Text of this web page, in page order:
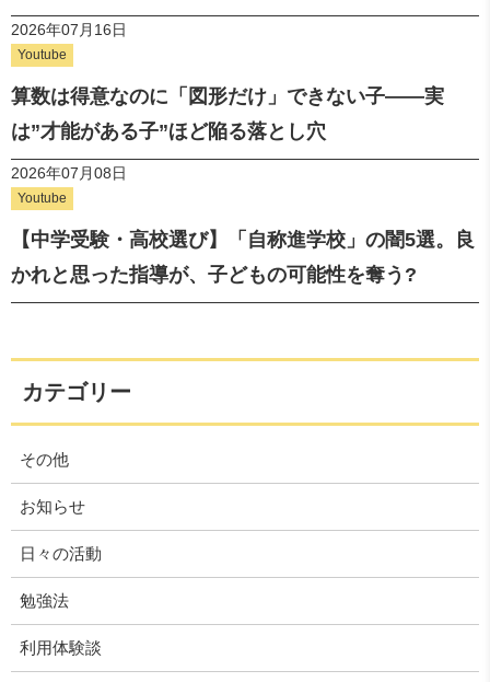
2026年07月16日
Youtube
算数は得意なのに「図形だけ」できない子——実
は”才能がある子”ほど陥る落とし穴
2026年07月08日
Youtube
【中学受験・高校選び】「自称進学校」の闇5選。良
かれと思った指導が、子どもの可能性を奪う?
カテゴリー
その他
お知らせ
日々の活動
勉強法
利用体験談